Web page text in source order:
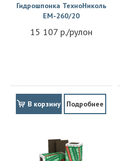
Гидрошпонка ТехноНиколь
EM-260/20
15 107 р./рулон
В корзину Подробнее